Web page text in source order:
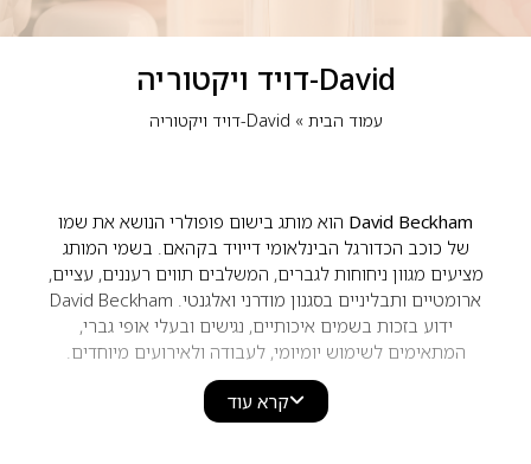
David-דויד ויקטוריה
עמוד הבית» David-דויד ויקטוריה
David Beckhamהוא מותג בישום פופולרי הנושא את שמו
של כוכב הכדורגל הבינלאומי דייויד בקהאם. בשמי המותג
מציעים מגוון ניחוחות לגברים, המשלבים תווים רעננים, עציים,
ארומטיים ותבליניים בסגנון מודרני ואלגנטי. David Beckham
ידוע בזכות בשמים איכותיים, נגישים ובעלי אופי גברי,
המתאימים לשימוש יומיומי, לעבודה ולאירועים מיוחדים.
קרא עוד